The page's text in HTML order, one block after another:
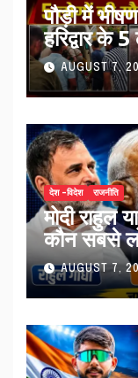
पौड़ी में
हरिद्वार के
घायल…
AUGUST 7,
देश -विदेश राजनीति
मोदी राहुल
कौन सबसे
तस्वीर…
AUGUST 7,